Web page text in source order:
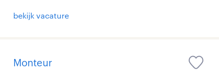
bekijk vacature
Monteur